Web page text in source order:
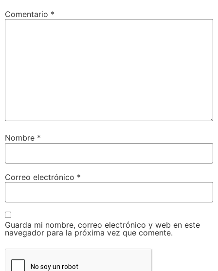
Comentario *
Nombre *
Correo electrónico *
Guarda mi nombre, correo electrónico y web en este
navegador para la próxima vez que comente.